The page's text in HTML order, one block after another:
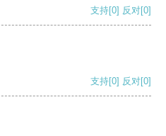
支持[0] 反对[0]
支持[0] 反对[0]